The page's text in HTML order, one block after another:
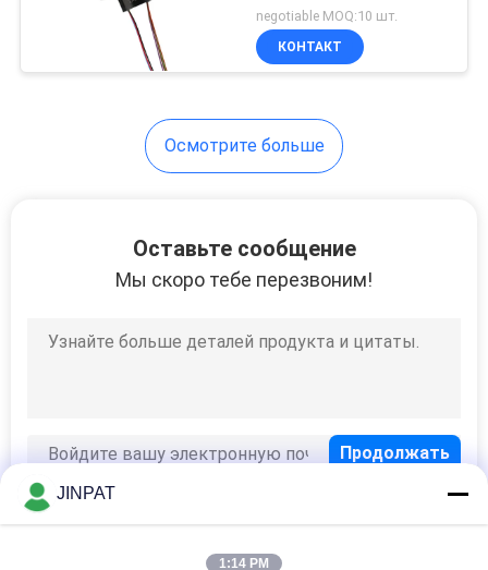
в минуту для
испытательных
приборов
negotiable MOQ:10 шт.
КОНТАКТ
Осмотрите больше
Оставьте сообщение
Мы скоро тебе перезвоним!
JINPAT
1:14 PM